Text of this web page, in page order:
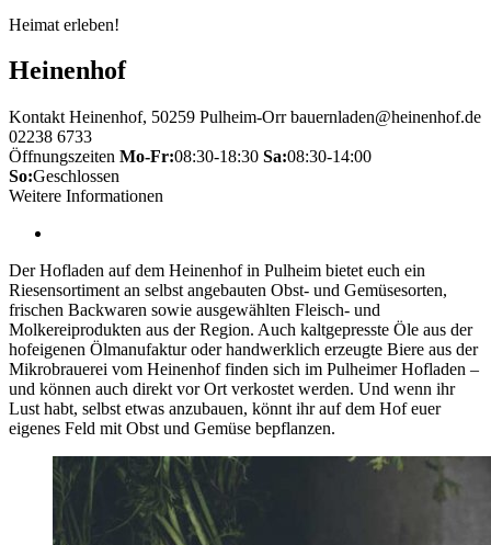
Heimat erleben!
Heinenhof
Kontakt Heinenhof, 50259 Pulheim-Orr bauernladen@heinenhof.de
02238 6733
Öffnungszeiten Mo-Fr:08:30-18:30 Sa:08:30-14:00
So:Geschlossen
Weitere Informationen
Der Hofladen auf dem Heinenhof in Pulheim bietet euch ein
Riesensortiment an selbst angebauten Obst- und Gemüsesorten,
frischen Backwaren sowie ausgewählten Fleisch- und
Molkereiprodukten aus der Region. Auch kaltgepresste Öle aus der
hofeigenen Ölmanufaktur oder handwerklich erzeugte Biere aus der
Mikrobrauerei vom Heinenhof finden sich im Pulheimer Hofladen –
und können auch direkt vor Ort verkostet werden. Und wenn ihr
Lust habt, selbst etwas anzubauen, könnt ihr auf dem Hof euer
eigenes Feld mit Obst und Gemüse bepflanzen.